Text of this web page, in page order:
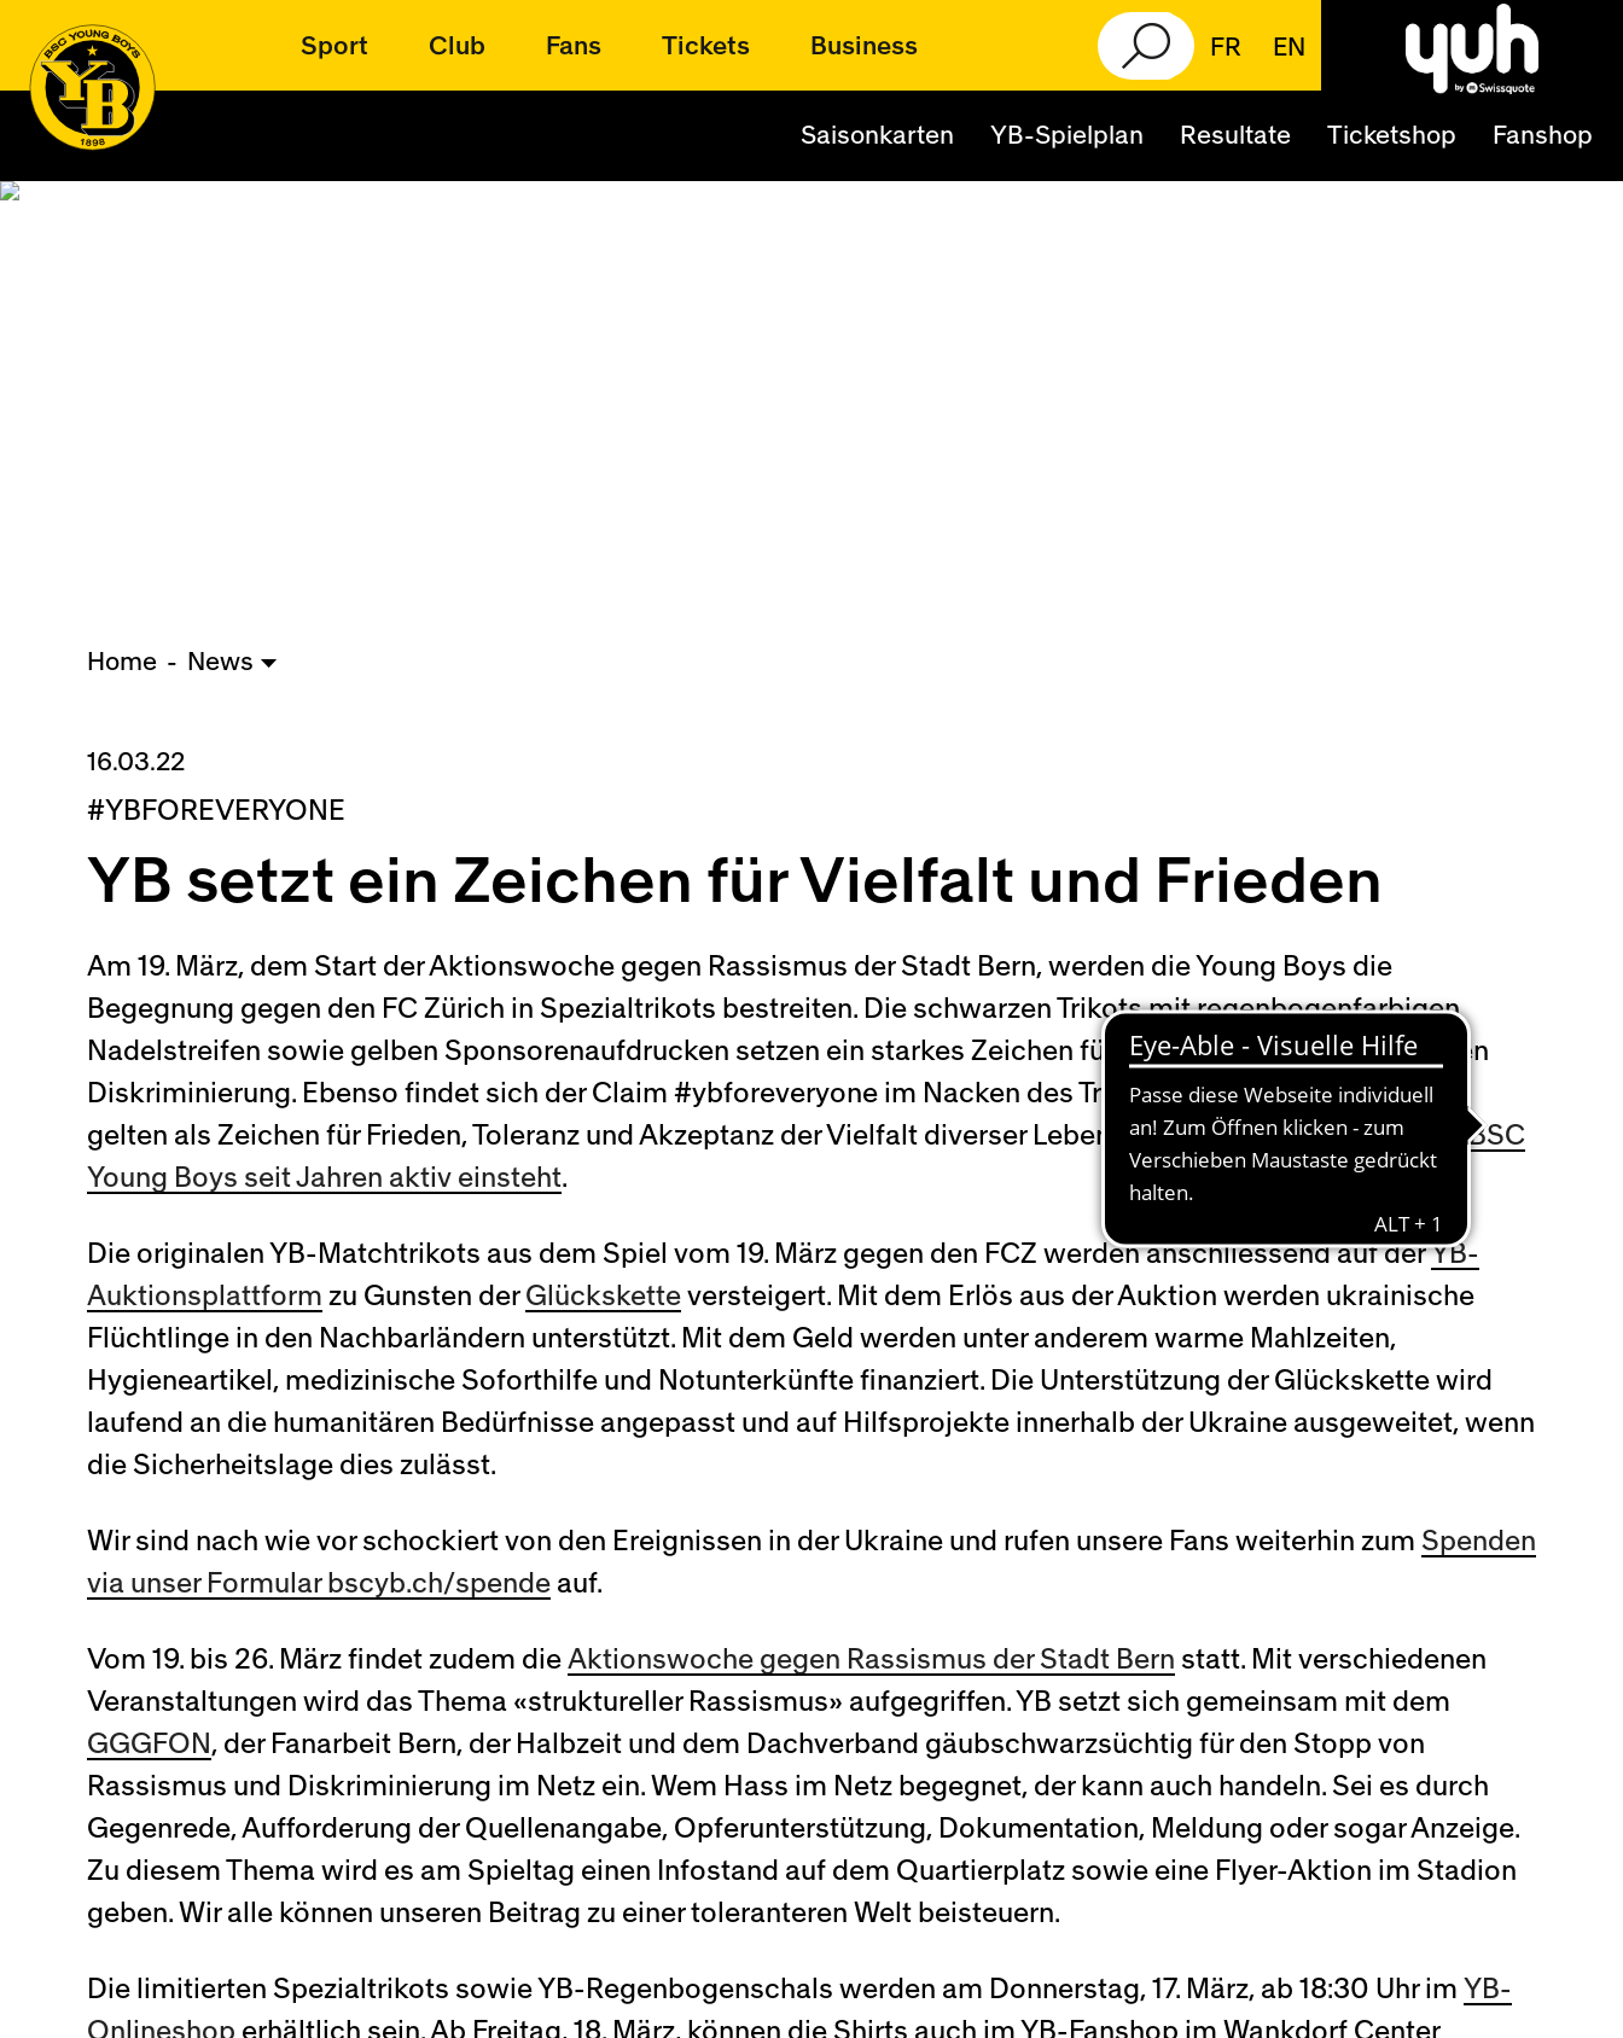
Sport Club Fans Tickets Business FR EN
Saisonkarten YB-Spielplan Resultate Ticketshop Fanshop
Home News
16.03.22
#YBFOREVERYONE
YB setzt ein Zeichen für Vielfalt und Frieden
Am 19. März, dem Start der Aktionswoche gegen Rassismus der Stadt Bern, werden die Young Boys die
Begegnung gegen den FC Zürich in Spezialtrikots bestreiten. Die schwarzen Trikots mit regenbogenfarbigen
Nadelstreifen sowie gelben Sponsorenaufdrucken setzen ein starkes Zeichen für Frieden, Offenheit und gegen
Diskriminierung. Ebenso findet sich der Claim #ybforeveryone im Nacken des Trikots. Die Regenbogenfarben
gelten als Zeichen für Frieden, Toleranz und Akzeptanz der Vielfalt diverser Lebensformen – Werte, für die
der BSC
Young Boys seit Jahren aktiv einsteht.
Die originalen YB-Matchtrikots aus dem Spiel vom 19. März gegen den FCZ werden anschliessend auf derYB-
Auktionsplattform zu Gunsten der Glückskette versteigert. Mit dem Erlös aus der Auktion werden ukrainische
Flüchtlinge in den Nachbarländern unterstützt. Mit dem Geld werden unter anderem warme Mahlzeiten,
Hygieneartikel, medizinische Soforthilfe und Notunterkünfte finanziert. Die Unterstützung der Glückskette wird
laufend an die humanitären Bedürfnisse angepasst und auf Hilfsprojekte innerhalb der Ukraine ausgeweitet, wenn
die Sicherheitslage dies zulässt.
Wir sind nach wie vor schockiert von den Ereignissen in der Ukraine und rufen unsere Fans weiterhin zum Spenden
via unser Formular bscyb.ch/spende auf.
Vom 19. bis 26. März findet zudem die Aktionswoche gegen Rassismus der Stadt Bern statt. Mit verschiedenen
Veranstaltungen wird das Thema «struktureller Rassismus» aufgegriffen. YB setzt sich gemeinsam mit dem
GGGFON , der Fanarbeit Bern, der Halbzeit und dem Dachverband gäubschwarzsüchtig für den Stopp von
Rassismus und Diskriminierung im Netz ein. Wem Hass im Netz begegnet, der kann auch handeln. Sei es durch
Gegenrede, Aufforderung der Quellenangabe, Opferunterstützung, Dokumentation, Meldung oder sogar Anzeige.
Zu diesem Thema wird es am Spieltag einen Infostand auf dem Quartierplatz sowie eine Flyer-Aktion im Stadion
geben. Wir alle können unseren Beitrag zu einer toleranteren Welt beisteuern.
Die limitierten Spezialtrikots sowie YB-Regenbogenschals werden am Donnerstag, 17. März, ab 18:30 Uhr im YB-
Onlineshop erhältlich sein. Ab Freitag, 18. März, können die Shirts auch im YB-Fanshop im Wankdorf Center